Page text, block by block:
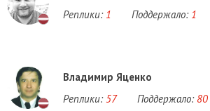
Реплики: 1 Поддержало: 1
Владимир Яценко
Реплики: 57 Поддержало: 80